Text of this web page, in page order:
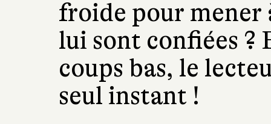
froide pour mener
lui sont confiées ?
coups bas, le
seul instant !